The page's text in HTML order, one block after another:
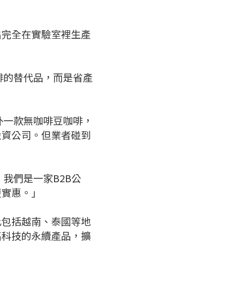
全在實驗室裡生產
替代品，而是省產
款無咖啡豆咖啡，
公司。但業者碰到
們是一家B2B公
惠。」
括越南、泰國等地
技的永續產品，擴